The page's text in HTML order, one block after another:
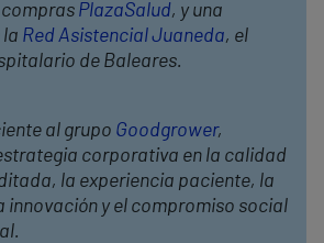
PlazaSalud, y una
Red Asistencial Juaneda, el
de Baleares.
al grupo Goodgrower,
corporativa en la calidad
la experiencia paciente, la
innovación y el compromiso social